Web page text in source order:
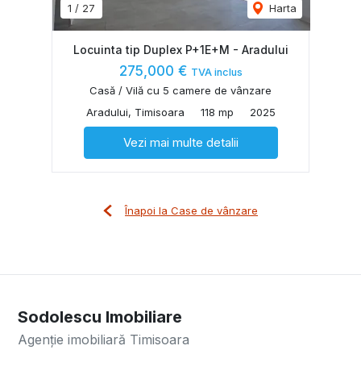
1 / 27 Harta
Locuinta tip Duplex P+1E+M - Aradului
275,000 € TVA inclus
Casă / Vilă cu 5 camere de vânzare
Aradului, Timisoara
118 mp 2025
Vezi mai multe detalii
Înapoi la Case de vânzare
Sodolescu Imobiliare
Agenție imobiliară Timisoara